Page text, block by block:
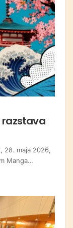
razstava
28. maja 2026,
Manga…